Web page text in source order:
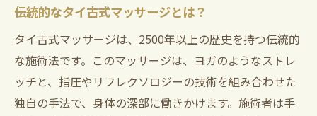
効果
深いリラクゼーションをもたらす理由
ストレス解消に役立つ施術の流れ
体内エネルギーの流れを改善する方法
免疫力を高めるマッサージの秘密
伝統的なタイ古式マッサージとは？
タイ古式マッサージは、2500年以上の歴史を持つ伝統的
な施術法です。このマッサージは、ヨガのようなストレ
ッチと、指圧やリフレクソロジーの技術を組み合わせた
独自の手法で、身体の深部に働きかけます。施術者は手